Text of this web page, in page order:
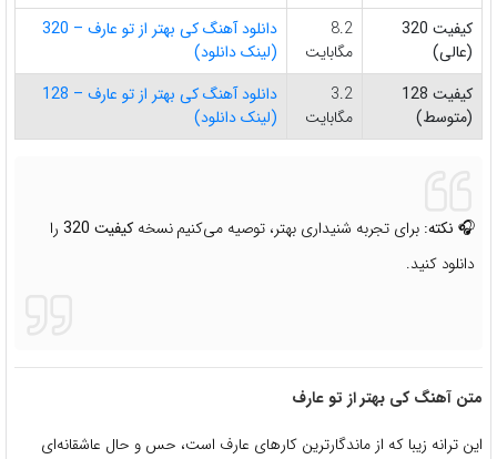
کیفیت 320
(عالی)
8.2
مگابایت
دانلود آهنگ کی بهتر از تو عارف – 320
(لینک دانلود)
کیفیت 128
(متوسط)
3.2
مگابایت
دانلود آهنگ کی بهتر از تو عارف – 128
(لینک دانلود)
🎧 نکته: برای تجربه شنیداری بهتر، توصیه می‌کنیم نسخه کیفیت 320
را
دانلود کنید.
متن آهنگ کی بهتر از تو عارف
این ترانه زیبا که از ماندگارترین کارهای عارف است، حس و حال عاشقانه‌ای